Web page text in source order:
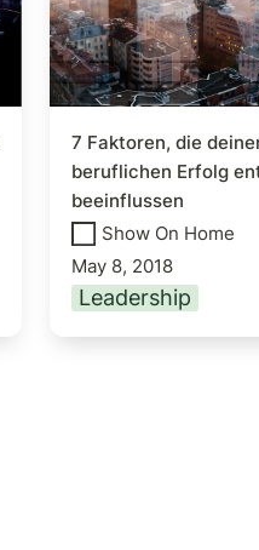
7 Faktoren, die
beruflichen Erfolg
beeinflussen
Show On Home
May 8, 2018
Leadership